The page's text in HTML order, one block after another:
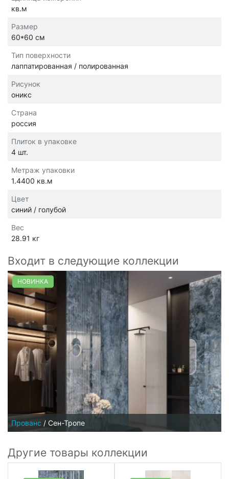
кв.м
Размер
60*60 см
Тип поверхности
лаппатированная / полированная
Рисунок
оникс
Страна
россия
Плиток в упаковке
4 шт.
Метраж упаковки
1.4400 кв.м
Цвет
синий / голубой
Вес
28.91 кг
Входит в следующие коллекции
НОВИНКА
Прованс / Сен-Тропе
Другие товары коллекции